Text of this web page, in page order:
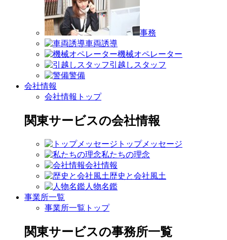
事務
車両誘導
機械オペレーター
引越しスタッフ
警備
会社情報
会社情報トップ
関東サービスの会社情報
トップメッセージ
私たちの理念
会社情報
歴史と会社風土
人物名鑑
事業所一覧
事業所一覧トップ
関東サービスの事務所一覧